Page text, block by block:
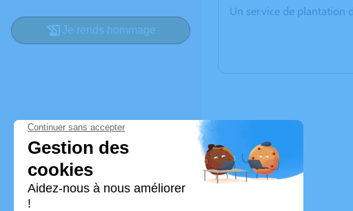
Je rends hommage
Un service de plantation